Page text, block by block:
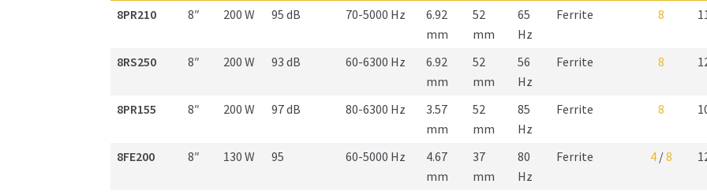
8PR210
8″ 200 W 95 dB 70-5000 Hz
6.92
mm
52
mm
65
Hz
Ferrite 8
8RS250 8″ 200 W 93 dB 60-6300 Hz
6.92
mm
52
mm
56
Hz
Ferrite 8
8PR155 8″ 200 W 97 dB 80-6300 Hz
3.57
mm
52
mm
85
Hz
Ferrite 8
8FE200 8″ 130 W 95 60-5000 Hz
4.67
mm
37
mm
80
Hz
Ferrite 4 /8